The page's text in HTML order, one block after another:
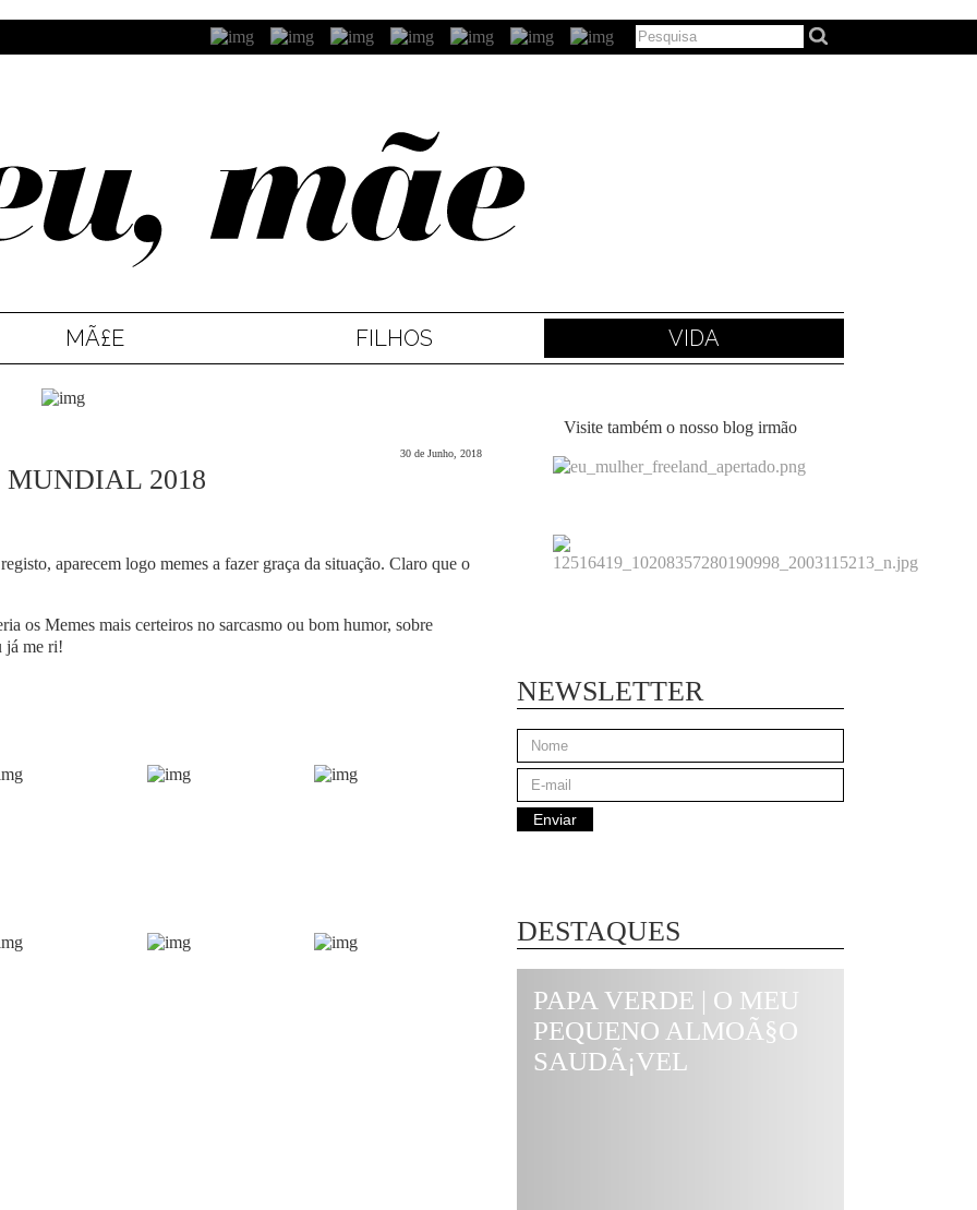
MÃ£E FILHOS VIDA
30 de Junho, 2018
MUNDIAL 2018
aparecem logo memes a fazer graça da situação. Claro que o
os Memes mais certeiros no sarcasmo ou bom humor, sobre
já me ri!
Visite também o nosso blog irmão
NEWSLETTER
DESTAQUES
PAPA VERDE | O MEU
PEQUENO ALMOÃ§O
SAUDÃ¡VEL